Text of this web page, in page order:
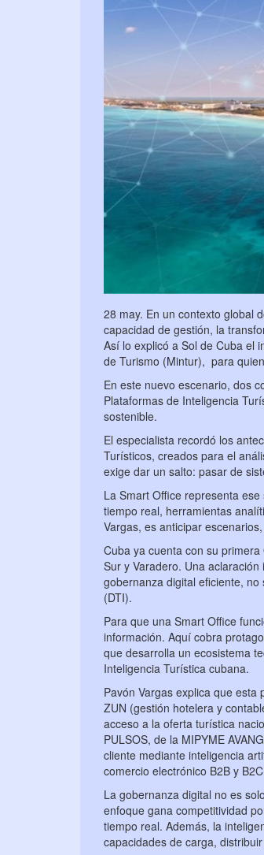
28 may. En un contexto global
capacidad de gestión, la
Así lo explicó a Sol de Cuba el
de Turismo (Mintur), para
En este nuevo escenario, dos
Plataformas de Inteligencia
sostenible.
El especialista recordó los
Turísticos, creados para el
exige dar un salto: pasar de
La Smart Office representa
tiempo real, herramientas
Vargas, es anticipar
Cuba ya cuenta con su
Sur y Varadero. Una
gobernanza digital eficiente,
(DTI).
Para que una Smart Office
información. Aquí cobra
que desarrolla un ecosistema
Inteligencia Turística cubana.
Pavón Vargas explica que
ZUN (gestión hotelera y
acceso a la oferta turística
PULSOS, de la MIPYME
cliente mediante inteligencia
comercio electrónico B2B y
La gobernanza digital no es
enfoque gana competitividad
tiempo real. Además, la
capacidades de carga,